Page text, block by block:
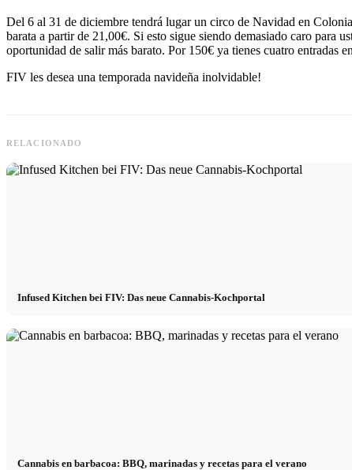
Del 6 al 31 de diciembre tendrá lugar un circo de Navidad en
barata a partir de 21,00€. Si esto sigue siendo demasiado caro para
oportunidad de salir más barato. Por 150€ ya tienes cuatro entradas
FIV les desea una temporada navideña inolvidable!
RELACIONADO
Infused Kitchen bei FIV: Das neue Cannabis-Kochportal
Cannabis en barbacoa: BBQ, marinadas y recetas para el verano